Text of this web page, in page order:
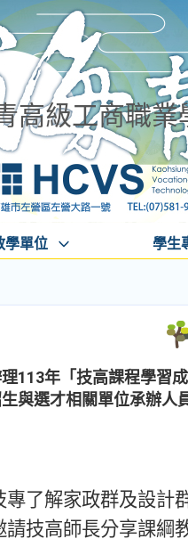
高級工商職業
學單位 學生
113年「技高課程學習
與選才相關單位承辦人
專了解家政群及設計
請技高師長分享課綱